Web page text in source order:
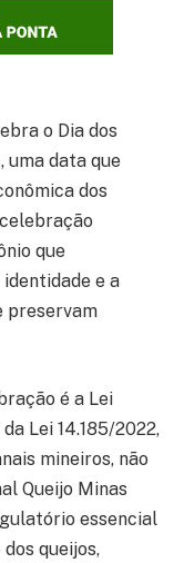
o Dia dos
uma data que
dos
que
e a
preservam
é a Lei
Lei 14.185/2022,
mineiros, não
Queijo Minas
essencial
queijos,